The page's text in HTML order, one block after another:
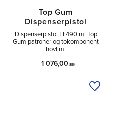
Top Gum
Dispenserpistol
Dispenserpistol til 490 ml Top
Gum patroner og tokomponent
hovlim.
1 076,00 SEK
Tilføj